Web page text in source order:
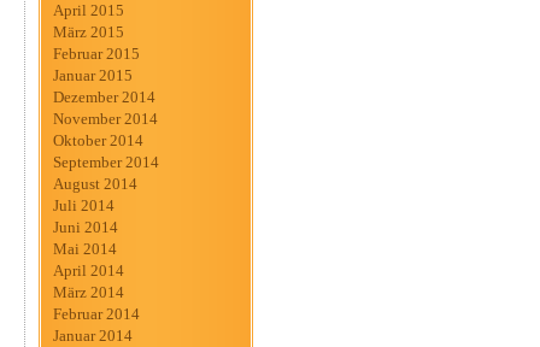
April 2015
März 2015
Februar 2015
Januar 2015
Dezember 2014
November 2014
Oktober 2014
September 2014
August 2014
Juli 2014
Juni 2014
Mai 2014
April 2014
März 2014
Februar 2014
Januar 2014